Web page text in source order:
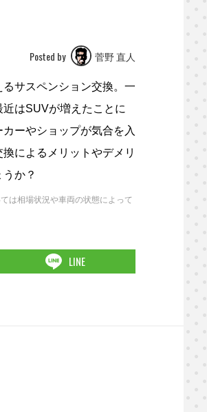
Posted by 菅野 直人
サスペンション交換。一
はSUVが増えたことに
ーやショップが気合を入
によるメリットやデメリ
か？
は相場状況や車両の状態によって
LINE